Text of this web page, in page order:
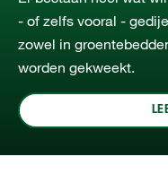
- of zelfs vooral -
zowel in
worden gekweekt.